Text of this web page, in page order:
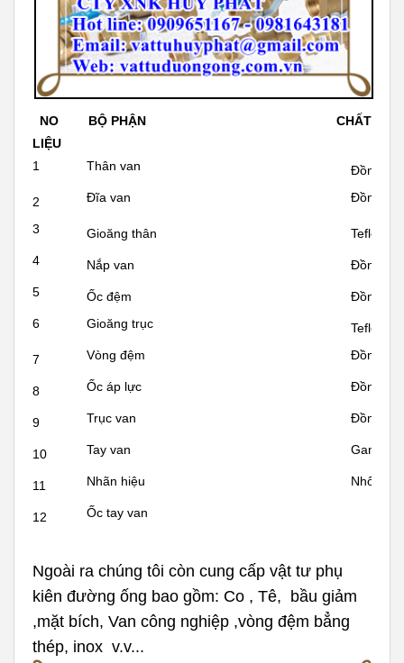
NO BỘ PHẬN
CHẤT
LIỆU
1
Thân van Đồng
2 Đĩa van Đồng
3 Gioăng thân
Teflon
4
Nắp van
Đồng
5
Ốc đệm
Đồng
6
Gioăng trục Teflon
7 Vòng đệm Đồng
8 Ốc áp lực Đồng
9 Trục van Đồng
10 Tay van Gang
11 Nhãn hiệu Nhôm
12 Ốc tay van
Ngoài ra chúng tôi còn cung cấp vật tư phụ
kiên đường ống bao gồm: Co , Tê, bầu giảm
,mặt bích, Van công nghiệp ,vòng đệm bẳng
thép, inox v.v...